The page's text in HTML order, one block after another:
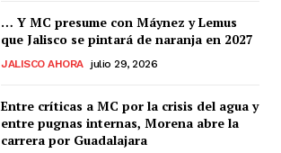
… Y MC presume con Máynez y Lemus
que Jalisco se pintará de naranja en 2027
JALISCO AHORA julio 29, 2026
Entre críticas a MC por la crisis del agua y
entre pugnas internas, Morena abre la
carrera por Guadalajara